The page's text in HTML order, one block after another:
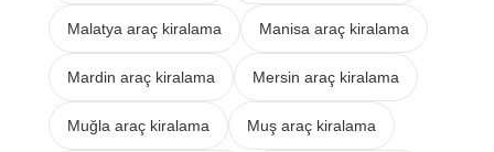
Malatya araç kiralama Manisa araç kiralama
Mardin araç kiralama Mersin araç kiralama
Muğla araç kiralama Muş araç kiralama